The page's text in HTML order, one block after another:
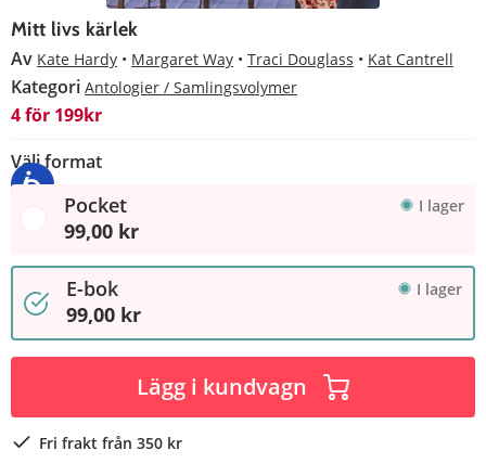
Mitt livs kärlek
Av Kate Hardy Margaret Way Traci Douglass Kat Cantrell
Kategori Antologier / Samlingsvolymer
4 för 199kr
Välj format
Pocket I lager
99,00 kr
E-bok I lager
99,00 kr
Lägg i kundvagn
Fri frakt från 350 kr